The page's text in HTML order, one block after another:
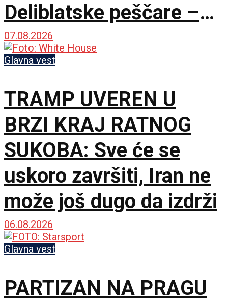
Deliblatske peščare –
ubačena i tri helikoptera
07.08.2026
Glavna vest
TRAMP UVEREN U
BRZI KRAJ RATNOG
SUKOBA: Sve će se
uskoro završiti, Iran ne
može još dugo da izdrži
06.08.2026
Glavna vest
PARTIZAN NA PRAGU